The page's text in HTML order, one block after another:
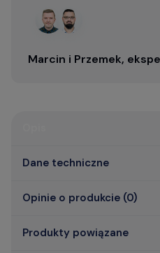
Marcin i Przemek,
Dane techniczne
Opinie o produkcie (0)
Produkty powiązane